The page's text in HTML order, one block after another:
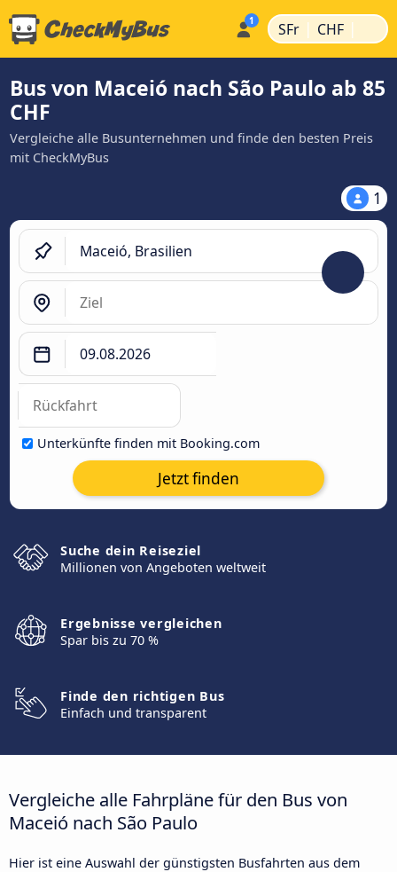
SFr | CHF |
Bus von Maceió nach São Paulo ab 85
CHF
Vergleiche alle Busunternehmen und finde den besten Preis
mit CheckMyBus
1
Unterkünfte finden mit Booking.com
Jetzt finden
Suche dein Reiseziel
Millionen von Angeboten weltweit
Ergebnisse vergleichen
Spar bis zu 70 %
Finde den richtigen Bus
Einfach und transparent
Vergleiche alle Fahrpläne für den Bus von
Maceió nach São Paulo
Hier ist eine Auswahl der günstigsten Busfahrten aus dem